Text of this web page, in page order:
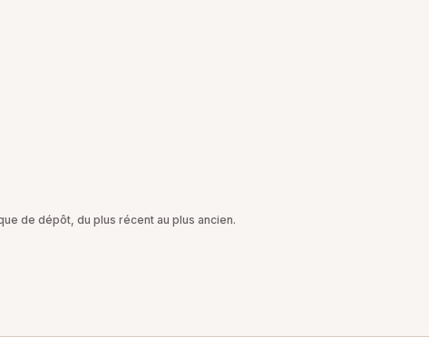
de dépôt, du plus récent au plus ancien.